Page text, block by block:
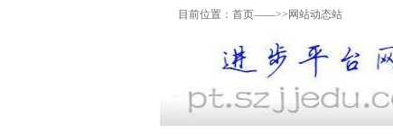
目前位置： 首页——>>网站动态站